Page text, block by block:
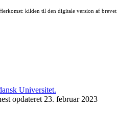
kilden til den digitale version af brevet.
opdateret 23. februar 2023